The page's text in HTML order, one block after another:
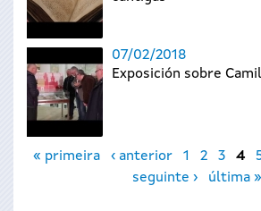
07/02/2018
Exposición sobre
Páxinas
« primeira ‹ anterior 1 2 3 4
seguinte ›
última »